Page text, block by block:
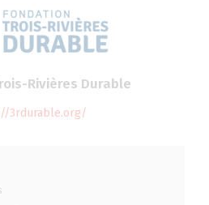
Rivières Durable
3rdurable.org/